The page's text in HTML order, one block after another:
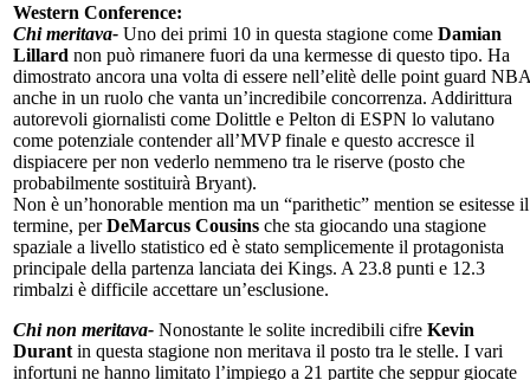
Western Conference:
Chi meritava- Uno dei primi 10 in questa stagione come Damian
Lillard non può rimanere fuori da una kermesse di questo tipo. Ha
dimostrato ancora una volta di essere nell’elitè delle point guard NBA
anche in un ruolo che vanta un’incredibile concorrenza. Addirittura
autorevoli giornalisti come Dolittle e Pelton di ESPN lo valutano
come potenziale contender all’MVP finale e questo accresce il
dispiacere per non vederlo nemmeno tra le riserve (posto che
probabilmente sostituirà Bryant).
Non è un’honorable mention ma un “parithetic” mention se esitesse il
termine, perDeMarcus Cousins che sta giocando una stagione
spaziale a livello statistico ed è stato semplicemente il protagonista
principale della partenza lanciata dei Kings. A 23.8 punti e 12.3
rimbalzi è difficile accettare un’esclusione.
Chi non meritava- Nonostante le solite incredibili cifre Kevin
Durant in questa stagione non meritava il posto tra le stelle. I vari
infortuni ne hanno limitato l’impiego a 21 partite che seppur giocate